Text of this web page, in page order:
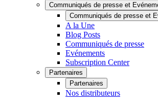
Communiqués de presse et
Communiqués de presse et
A la Une
Blog Posts
Communiqués de presse
Evénements
Subscription Center
Partenaires
Partenaires
Nos distributeurs